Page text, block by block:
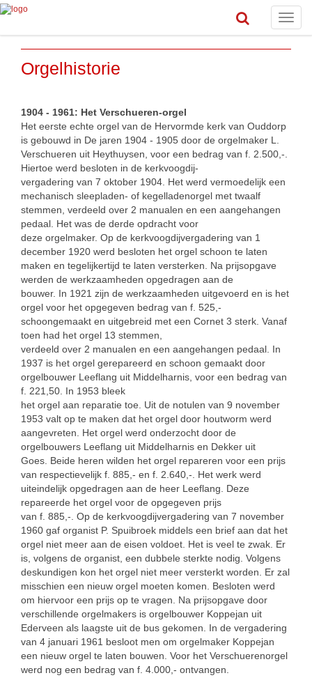
Toggle
Orgelhistorie
1904 - 1961: Het Verschueren-orgel
Het eerste echte orgel van de Hervormde kerk van Ouddorp
is gebouwd in De jaren 1904 - 1905 door de orgelmaker L.
Verschueren uit Heythuysen, voor een bedrag van f. 2.500,-.
Hiertoe werd besloten in de kerkvoogdij-
vergadering van 7 oktober 1904. Het werd vermoedelijk een
mechanisch sleepladen- of kegelladenorgel met twaalf
stemmen, verdeeld over 2 manualen en een aangehangen
pedaal. Het was de derde opdracht voor
deze orgelmaker. Op de kerkvoogdijvergadering van 1
december 1920 werd besloten het orgel schoon te laten
maken en tegelijkertijd te laten versterken. Na prijsopgave
werden de werkzaamheden opgedragen aan de
bouwer. In 1921 zijn de werkzaamheden uitgevoerd en is het
orgel voor het opgegeven bedrag van f. 525,-
schoongemaakt en uitgebreid met een Cornet 3 sterk. Vanaf
toen had het orgel 13 stemmen,
verdeeld over 2 manualen en een aangehangen pedaal. In
1937 is het orgel gerepareerd en schoon gemaakt door
orgelbouwer Leeflang uit Middelharnis, voor een bedrag van
f. 221,50. In 1953 bleek
het orgel aan reparatie toe. Uit de notulen van 9 november
1953 valt op te maken dat het orgel door houtworm werd
aangevreten. Het orgel werd onderzocht door de
orgelbouwers Leeflang uit Middelharnis en Dekker uit
Goes. Beide heren wilden het orgel repareren voor een prijs
van respectievelijk f. 885,- en f. 2.640,-. Het werk werd
uiteindelijk opgedragen aan de heer Leeflang. Deze
repareerde het orgel voor de opgegeven prijs
van f. 885,-. Op de kerkvoogdijvergadering van 7 november
1960 gaf organist P. Spuibroek middels een brief aan dat het
orgel niet meer aan de eisen voldoet. Het is veel te zwak. Er
is, volgens de organist, een dubbele sterkte nodig. Volgens
deskundigen kon het orgel niet meer versterkt worden. Er zal
misschien een nieuw orgel moeten komen. Besloten werd
om hiervoor een prijs op te vragen. Na prijsopgave door
verschillende orgelmakers is orgelbouwer Koppejan uit
Ederveen als laagste uit de bus gekomen. In de vergadering
van 4 januari 1961 besloot men om orgelmaker Koppejan
een nieuw orgel te laten bouwen. Voor het Verschuerenorgel
werd nog een bedrag van f. 4.000,- ontvangen.